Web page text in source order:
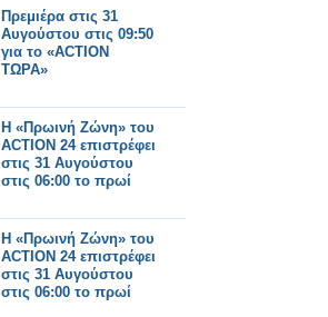
Πρεμιέρα στις 31
Αυγούστου στις 09:50
για το «ACTION
ΤΩΡΑ»
Η «Πρωινή Ζώνη» του
ACTION 24 επιστρέφει
στις 31 Αυγούστου
στις 06:00 το πρωί
Η «Πρωινή Ζώνη» του
ACTION 24 επιστρέφει
στις 31 Αυγούστου
στις 06:00 το πρωί